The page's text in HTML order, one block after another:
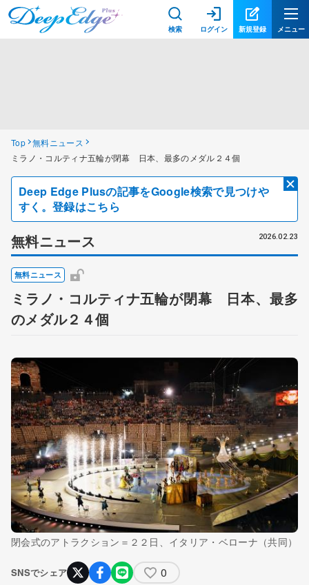
検索 ログイン 新規登録 メニュー
Top 無料ニュース
ミラノ・コルティナ五輪が閉幕 日本、最多のメダル２４個
Deep Edge Plusの記事をGoogle検索で見つけや
すく。登録はこちら
無料ニュース 2026.02.23
無料ニュース
ミラノ・コルティナ五輪が閉幕 日本、最多
のメダル２４個
閉会式のアトラクション＝２２日、イタリア・ベローナ（共同）
SNSでシェア 0